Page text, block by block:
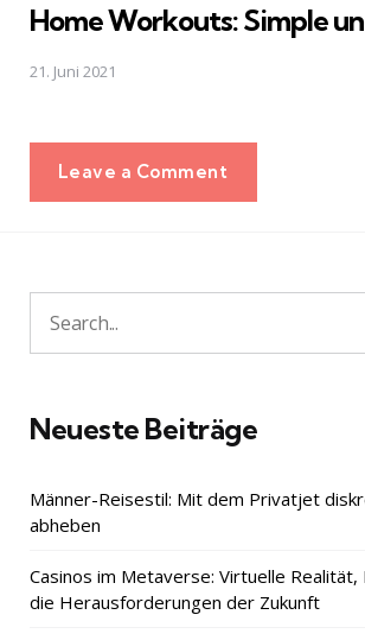
Home Workouts: Simple
21. Juni 2021
Leave a Comment
Search
for:
Neueste Beiträge
Männer-Reisestil: Mit dem Privatjet
abheben
Casinos im Metaverse: Virtuelle Realität,
die Herausforderungen der Zukunft